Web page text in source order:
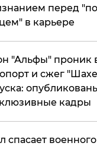
перед
в карьере
"Альфы" проник
и сжег
кадры
спасает